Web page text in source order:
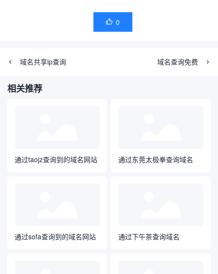
 0
域名共享ip查询 域名查询免费
相关推荐
通过taojz查询到的域名网站 通过东莞太极拳查询域名
通过sofa查询到的域名网站 通过下午茶查询域名